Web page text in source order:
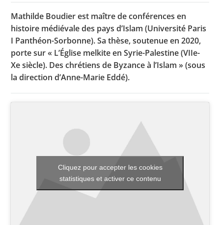
Toutes les actualités
Les rendez-vous de l’APHG
Concours de recrutement
Conférences, tables rondes
Critique d’ouvrages publiés
Culture
Mathilde Boudier est maître de conférences en
histoire médiévale des pays d’Islam (Université Paris
I Panthéon-Sorbonne). Sa thèse, soutenue en 2020,
porte sur « L’Église melkite en Syrie-Palestine (VIIe-
Xe siècle). Des chrétiens de Byzance à l’Islam » (sous
la direction d’Anne-Marie Eddé).
Cliquez pour accepter les cookies
statistiques et activer ce contenu